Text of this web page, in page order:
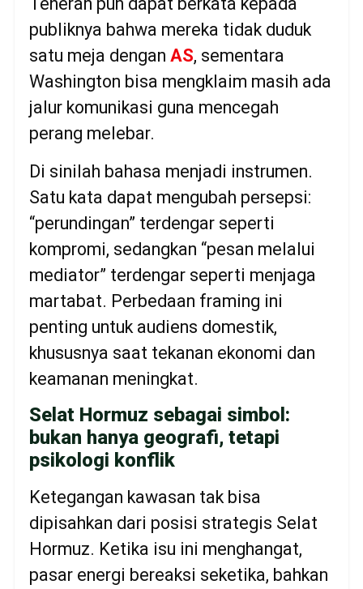
publiknya bahwa mereka tidak duduk
satu meja dengan AS, sementara
Washington bisa mengklaim masih ada
jalur komunikasi guna mencegah
perang melebar.
Di sinilah bahasa menjadi instrumen.
Satu kata dapat mengubah persepsi:
“perundingan” terdengar seperti
kompromi, sedangkan “pesan melalui
mediator” terdengar seperti menjaga
martabat. Perbedaan framing ini
penting untuk audiens domestik,
khususnya saat tekanan ekonomi dan
keamanan meningkat.
Selat Hormuz sebagai simbol:
bukan hanya geografi, tetapi
psikologi konflik
Ketegangan kawasan tak bisa
dipisahkan dari posisi strategis Selat
Hormuz. Ketika isu ini menghangat,
pasar energi bereaksi seketika, bahkan